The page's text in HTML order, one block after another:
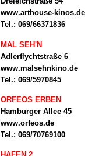
www.arthouse-kinos.de
Tel.: 069/66371836
MAL SEH'N
Adlerflychtstraße 6
www.malsehnkino.de
Tel.: 069/5970845
ORFEOS ERBEN
Hamburger Allee 45
www.orfeos.de
Tel.: 069/70769100